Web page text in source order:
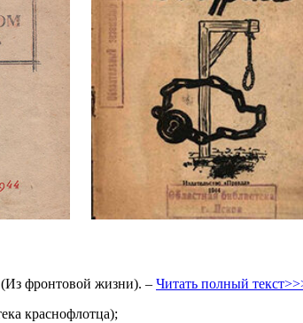
фронтовой жизни). – Читать полный
краснофлотца);